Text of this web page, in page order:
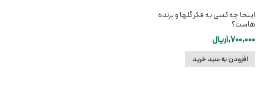
اینجا چه کسی به فکر گلها و پرنده
هاست؟
1,700,000ریال
افزودن به سبد خرید